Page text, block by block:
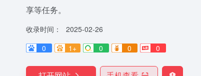
享等任务。
收录时间：
2025-02-26
0
1+ 0 0 0